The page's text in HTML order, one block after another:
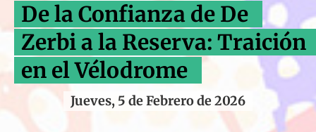
De la Confianza de De
Zerbi a la Reserva: Traición
en el Vélodrome
Jueves, 5 de Febrero de 2026